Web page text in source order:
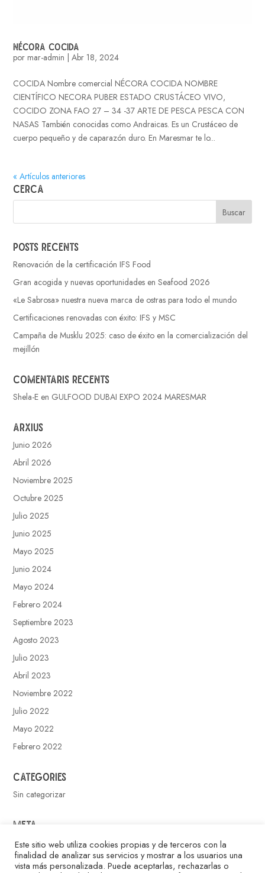
NÉCORA COCIDA
pormar-admin |Abr 18, 2024
COCIDA Nombre comercial NÉCORA COCIDA NOMBRE
CIENTÍFICO NECORA PUBER ESTADO CRUSTÁCEO VIVO,
COCIDO ZONA FAO 27 – 34 -37 ARTE DE PESCA PESCA CON
NASAS También conocidas como Andraicas. Es un Crustáceo de
cuerpo pequeño y de caparazón duro. En Maresmar te lo...
« Artículos anteriores
Cerca
Posts recents
Renovación de la certificación IFS Food
Gran acogida y nuevas oportunidades en Seafood 2026
«Le Sabrosa» nuestra nueva marca de ostras para todo el mundo
Certificaciones renovadas con éxito: IFS y MSC
Campaña de Musklu 2025: caso de éxito en la comercialización del
mejillón
Comentaris recents
Shela-E en GULFOOD DUBAI EXPO 2024 MARESMAR
Arxius
Junio 2026
Abril 2026
Noviembre 2025
Octubre 2025
Julio 2025
Junio 2025
Mayo 2025
Junio 2024
Mayo 2024
Febrero 2024
Septiembre 2023
Agosto 2023
Julio 2023
Abril 2023
Noviembre 2022
Julio 2022
Mayo 2022
Febrero 2022
Categories
Sin categorizar
Meta
Acceder
Feed de entradas
Este sitio web utiliza cookies propias y de terceros con la
finalidad de analizar sus servicios y mostrar a los usuarios una
vista más personalizada. Puede aceptarlas, rechazarlas o